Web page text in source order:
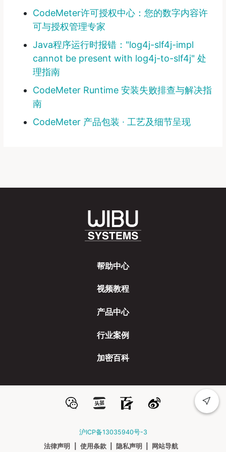
CodeMeter许可授权中心：您的数字内容许
可与授权管理专家
Java程序运行时报错："log4j-slf4j-impl
cannot be present with log4j-to-slf4j" 处
理指南
CodeMeter Runtime 安装失败排查与解决指
南
CodeMeter 产品包装 ∙ 工艺及细节呈现
帮助中心
视频教程
产品中心
行业案例
加密百科
沪ICP备13035940号-3
法律声明
使用条款 隐私声明 网站导航